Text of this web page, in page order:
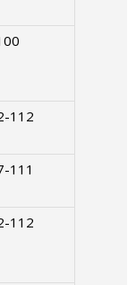
112
111
112